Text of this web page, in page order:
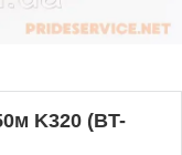
K320 (BT-